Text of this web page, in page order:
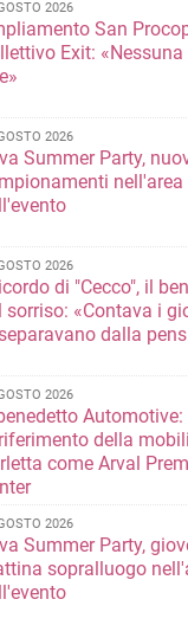
2026
San
Exit:
2026
Summer Party,
nell'area
2026
di "Cecco", il
sorriso: «Contava i
dalla
2026
della
come Arval
2026
Summer Party,
sopralluogo